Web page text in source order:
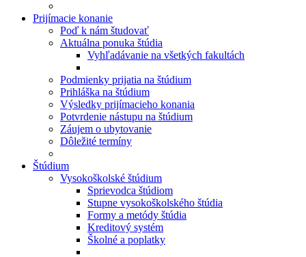
Prijímacie konanie
Poď k nám študovať
Aktuálna ponuka štúdia
Vyhľadávanie na všetkých fakultách
Podmienky prijatia na štúdium
Prihláška na štúdium
Výsledky prijímacieho konania
Potvrdenie nástupu na štúdium
Záujem o ubytovanie
Dôležité termíny
Štúdium
Vysokoškolské štúdium
Sprievodca štúdiom
Stupne vysokoškolského štúdia
Formy a metódy štúdia
Kreditový systém
Školné a poplatky